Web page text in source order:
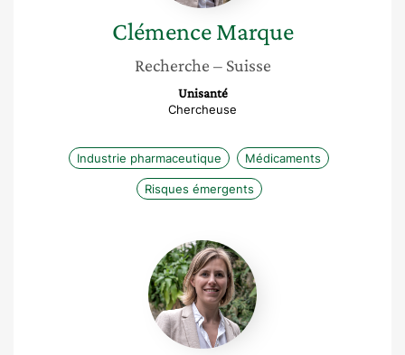
Clémence Marque
Recherche – Suisse
Unisanté
Chercheuse
Industrie pharmaceutique Médicaments
Risques émergents
Clémence
Marque